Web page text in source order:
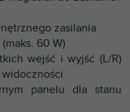
zasilania
60 W)
wejść i wyjść (L/R)
panelu dla stanu